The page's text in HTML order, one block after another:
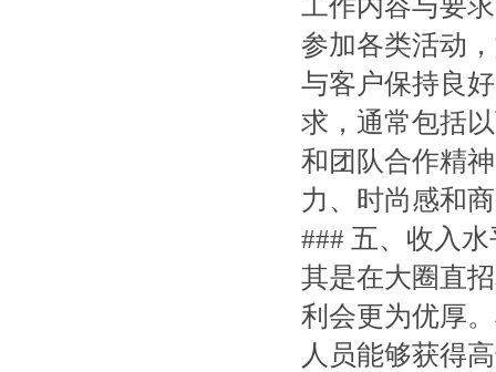
工作内容与要
参加各类活动
与客户保持良
求，通常包括
和团队合作精
力、时尚感和
### 五、收入
其是在大圈直
利会更为优厚
人员能够获得